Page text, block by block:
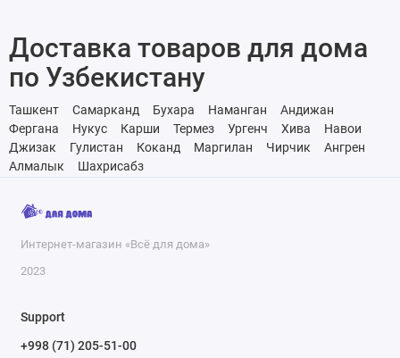
Доставка товаров для дома
по Узбекистану
Ташкент Самарканд Бухара Наманган
Андижан
Фергана
Нукус Карши Термез Ургенч Хива
Навои
Джизак
Гулистан Коканд Маргилан Чирчик
Ангрен
Алмалык
Шахрисабз
Интернет-магазин «Всё для дома»
2023
Support
+998 (71) 205-51-00